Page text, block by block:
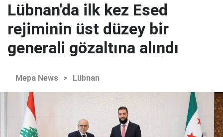
Lübnan'da ilk kez Esed
rejiminin üst düzey bir
generali gözaltına alındı
Mepa News > Lübnan